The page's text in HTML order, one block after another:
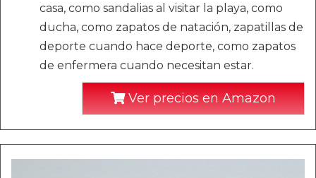
casa, como sandalias al visitar la playa, como
ducha, como zapatos de natación, zapatillas de
deporte cuando hace deporte, como zapatos
de enfermera cuando necesitan estar.
Ver precios en Amazon